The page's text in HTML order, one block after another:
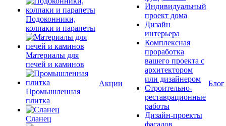
Подоконники,
колпаки и парапеты
Материалы для
печей и каминов
Промышленная
плитка
Сланец
Акции
Индивидуальный
проект дома
Дизайн
интерьера
Комплексная
проработка
вашего проекта с
архитектором
или дизайнером
Строительно-
реставрационные
работы
Дизайн-проекты
фасадов
Блог